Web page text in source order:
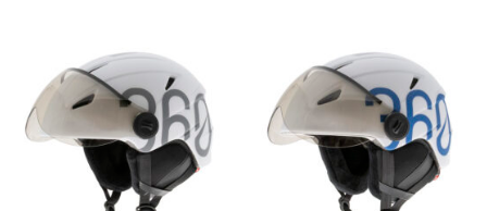
variant.
Možnosti
lze
vybrat
na
stránce